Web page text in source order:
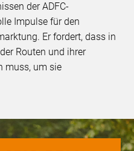
der ADFC-
Impulse für den
Er fordert, dass in
Routen und ihrer
muss, um sie